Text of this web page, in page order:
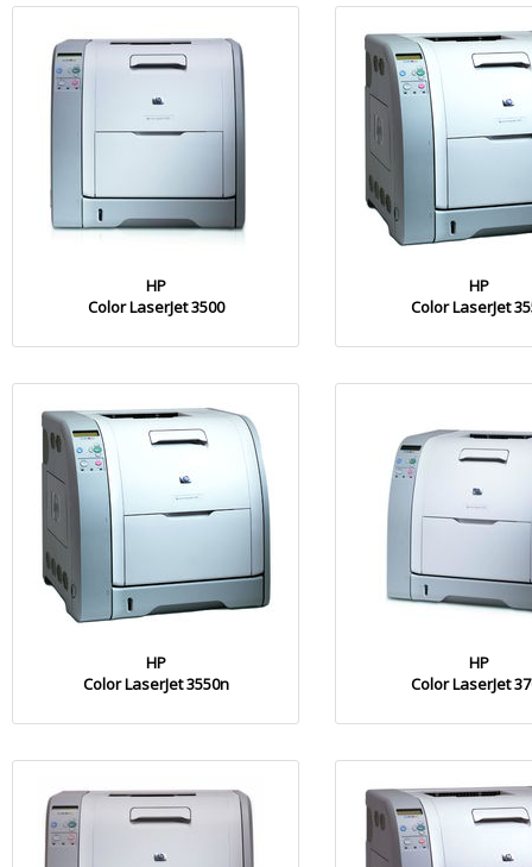
HP
Color LaserJet 3500
HP
Color LaserJet
HP
Color LaserJet 3550n
HP
Color LaserJet